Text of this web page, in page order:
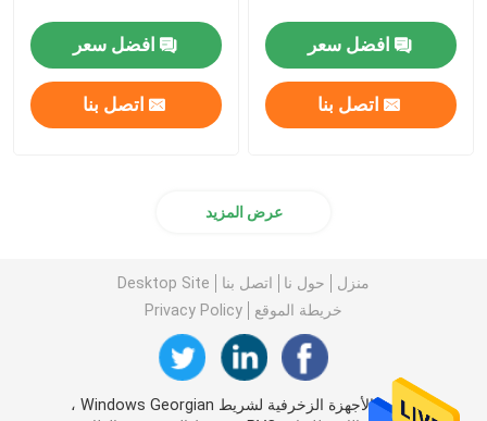
افضل سعر
اتصل بنا
افضل سعر
اتصل بنا
عرض المزيد
منزل حول نا اتصل بنا
Desktop Site
خريطة الموقع
Privacy Policy
الصين الأجهزة الزخرفية لشريط Windows Georgian ،